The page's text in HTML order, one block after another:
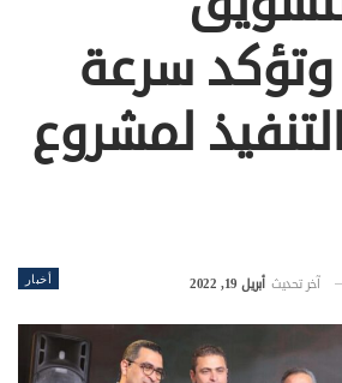
سرعة
لمشروع
أخبار آخر تحديث أبريل 19, 2022